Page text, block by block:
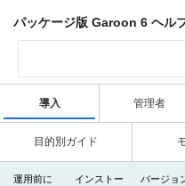
パッケージ版 Garoon 6 ヘル
導入 管理者
目的別ガイド
運用前に
インストー
バージョ